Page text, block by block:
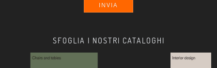
SFOGLIA I NOSTRI CATALOGHI
INVIA